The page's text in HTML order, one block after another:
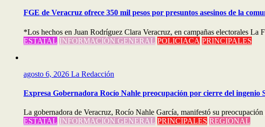
FGE de Veracruz ofrece 350 mil pesos por presuntos asesinos de la
*Los hechos en Juan Rodríguez Clara Veracruz, en campañas electorales La
ESTATAL INFORMACIÓN GENERAL POLICIACA PRINCIPALES
agosto 6, 2026 La Redacción
Expresa Gobernadora Rocío Nahle preocupación por cierre del ingenio
La gobernadora de Veracruz, Rocío Nahle García, manifestó su
ESTATAL INFORMACIÓN GENERAL PRINCIPALES REGIONAL